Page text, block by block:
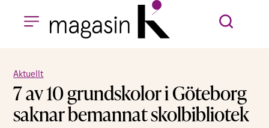
Aktuellt
7 av 10 grundskolor i Göteborg
saknar bemannat skolbibliotek